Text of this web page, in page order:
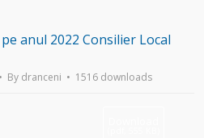
anul 2022 Consilier Local
By dranceni 1516 downloads